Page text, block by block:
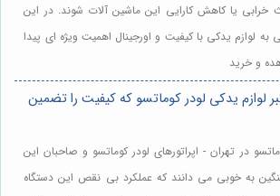
خرابی یا کاهش کارایی این ماشین آلات شوند. در این
به لوازم یدکی با کیفیت و اورجینال اهمیت ویژه ای پیدا
و خرید
لوازم یدکی لودر کوماتسو که کیفیت را تضمین
در تهران - اپراتورهای لودر کوماتسو و صاحبان این
به خوبی می دانند که عملکرد بی نقص این دستگاه